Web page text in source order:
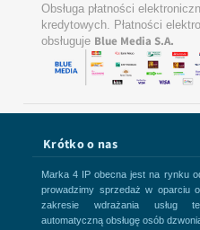
Obsługa płatności
kredytowych. Płatności
obsługuje Blue Media S.A.
Krótko o nas
Marka 4 IP obecna jest na rynku
prowadzimy sprzedaż w oparciu
zakresie wdrażania usług
automatyczną obsługę osób